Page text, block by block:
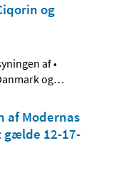
og
af •
og…
af Modernas
gælde 12-17-